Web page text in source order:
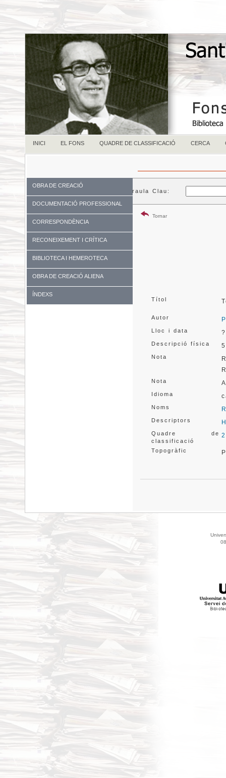
INICI EL FONS QUADRE DE CLASSIFICACIÓ CERCA
OBRA DE CREACIÓ
DOCUMENTACIÓ PROFESSIONAL
CORRESPONDÈNCIA
RECONEIXEMENT I CRÍTICA
BIBLIOTECA I HEMEROTECA
OBRA DE CREACIÓ ALIENA
ÍNDEXS
Paraula Clau:
Tornar
Títol
Autor
Lloc i data
Descripció física
Nota
Nota
Idioma
Noms
Descriptors
Quadre de
classificació
Topogràfic